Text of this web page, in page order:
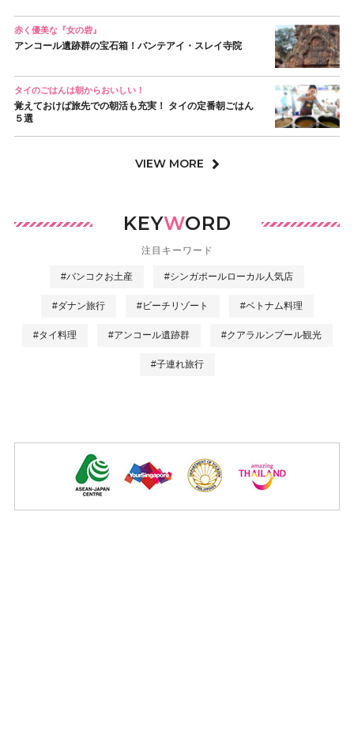
赤く優美な『女の砦』
アンコール遺跡群の宝石箱！バンテアイ・スレイ寺院
タイのごはんは朝からおいしい！
覚えておけば旅先での朝活も充実！ タイの定番朝ごはん
５選
VIEW MORE
KEYWORD
注目キーワード
#バンコクお土産 #シンガポールローカル人気店
#ダナン旅行 #ビーチリゾート #ベトナム料理
#タイ料理 #アンコール遺跡群 #クアラルンプール観光
#子連れ旅行